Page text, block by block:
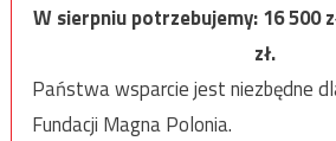
W sierpniu potrzebujemy:16 500
zł.
Państwa wsparcie jest niezbędne
Fundacji Magna Polonia.